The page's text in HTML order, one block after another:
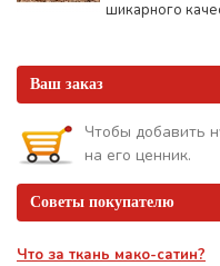
шикарного
Ваш заказ
Чтобы добавить
на его ценник.
Советы покупателю
Что за ткань мако-сатин?